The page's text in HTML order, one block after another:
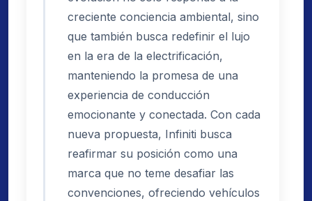
creciente conciencia ambiental, sino
que también busca redefinir el lujo
en la era de la electrificación,
manteniendo la promesa de una
experiencia de conducción
emocionante y conectada. Con cada
nueva propuesta, Infiniti busca
reafirmar su posición como una
marca que no teme desafiar las
convenciones, ofreciendo vehículos